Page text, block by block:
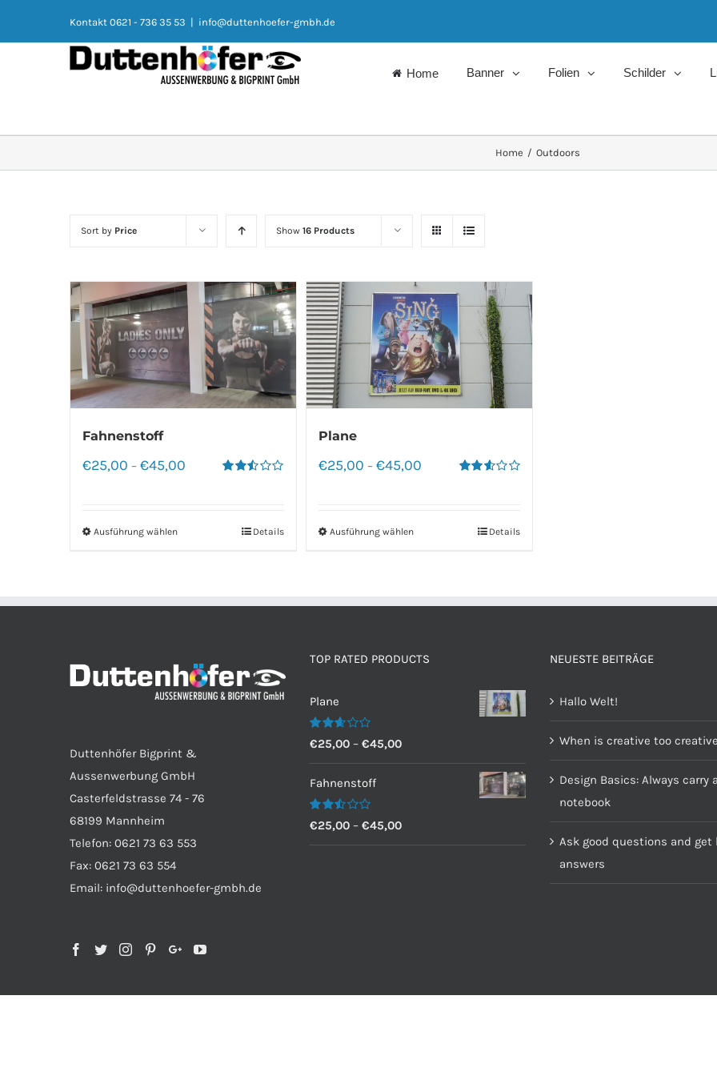
Kontakt 0621 - 736 35 53 | info@duttenhoefer-gmbh.de
Home Banner Folien Schilder
Home / Outdoors
Sort by Price Show 16 Products
Fahnenstoff
€25,00 – €45,00
Ausführung wählen Details
Plane
€25,00 –€45,00
Ausführung wählen Details
Duttenhöfer Bigprint &
Aussenwerbung GmbH
Casterfeldstrasse 74 - 76
68199 Mannheim
Telefon: 0621 73 63 553
Fax: 0621 73 63 554
Email: info@duttenhoefer-gmbh.de
TOP RATED PRODUCTS
Plane
Bewertet
2.60
von 5
€25,00 – €45,00
Fahnenstoff
Bewertet
2.50
€25,00 – €45,00
NEUESTE BEITRÄGE
Hallo Welt!
When is creative too
Design Basics: Always carry a
notebook
Ask good questions and get
answers